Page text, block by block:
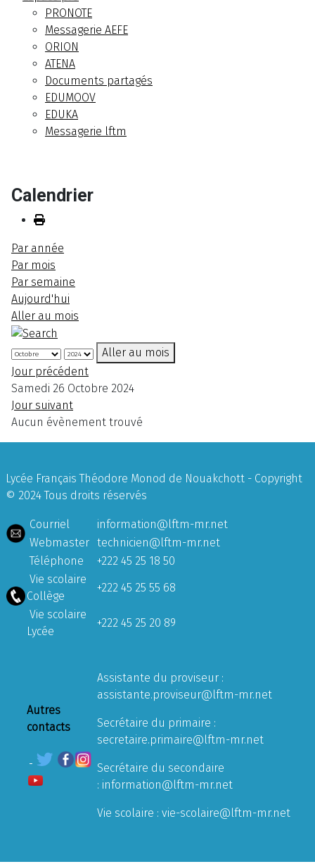
PRONOTE
Messagerie AEFE
ORION
ATENA
Documents partagés
EDUMOOV
EDUKA
Messagerie lftm
Calendrier
Par année
Par mois
Par semaine
Aujourd'hui
Aller au mois
Aller au mois
Jour précédent
Samedi 26 Octobre 2024
Jour suivant
Aucun évènement trouvé
Lycée Français Théodore Monod de Nouakchott - Copyright
© 2024 Tous droits réservés
Courriel
information@lftm-mr.net
Webmaster technicien@lftm-mr.net
Téléphone
+222 45 25 18 50
Vie scolaire
Collège
+222 45 25 55 68
Vie scolaire
Lycée
+222 45 25 20 89
Autres
contacts
Assistante du proviseur :
assistante.proviseur@lftm-mr.net
Secrétaire du primaire :
secretaire.primaire@lftm-mr.net
Secrétaire du secondaire
: information@lftm-mr.net
Vie scolaire : vie-scolaire@lftm-mr.net